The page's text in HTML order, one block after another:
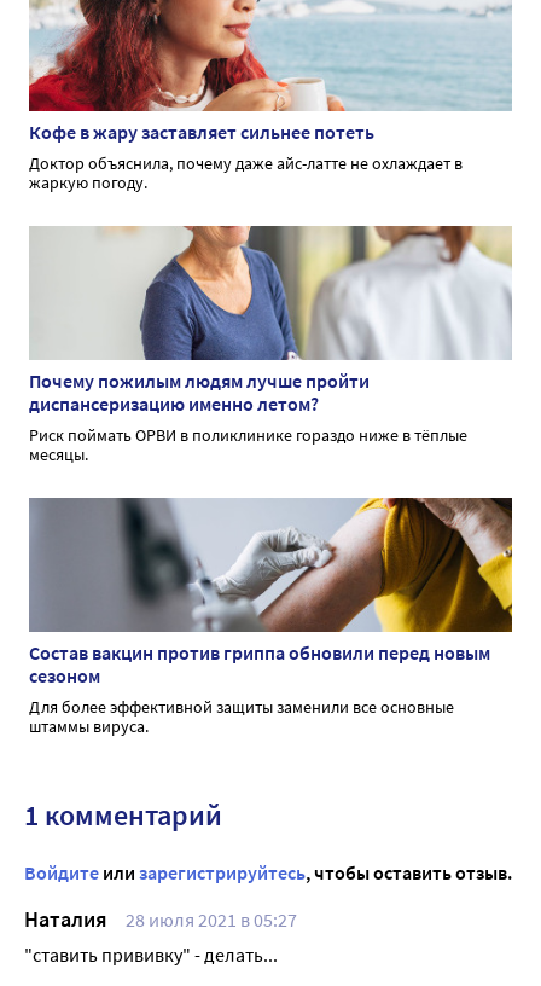
Кофе в жару заставляет сильнее потеть
Доктор объяснила, почему даже айс-латте не охлаждает в
жаркую погоду.
Почему пожилым людям лучше пройти
диспансеризацию именно летом?
Риск поймать ОРВИ в поликлинике гораздо ниже в тёплые
месяцы.
Состав вакцин против гриппа обновили перед новым
сезоном
Для более эффективной защиты заменили все основные
штаммы вируса.
1 комментарий
Войдите или зарегистрируйтесь, чтобы оставить отзыв.
Наталия
28 июля 2021 в 05:27
"ставить прививку" - делать...